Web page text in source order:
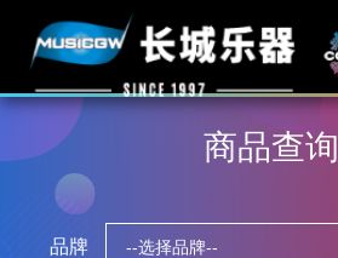
商品查询
品牌